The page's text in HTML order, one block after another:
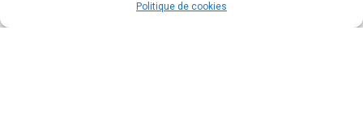
Politique de cookies